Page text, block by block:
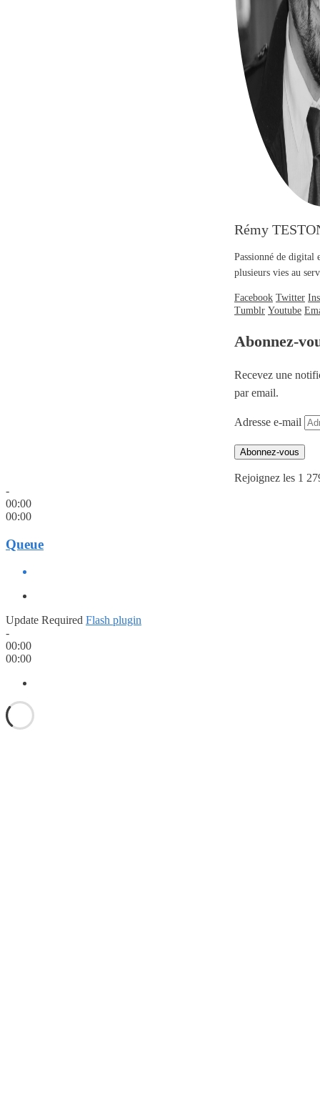
Rémy
Passionné de digital
plusieurs vies au
Facebook Twitter
Tumblr Youtube
Abonnez-
Recevez une
par email.
Adresse e-mail
Abonnez-vous
Rejoignez les 1
-
00:00
00:00
Queue
Update Required Flash plugin
-
00:00
00:00